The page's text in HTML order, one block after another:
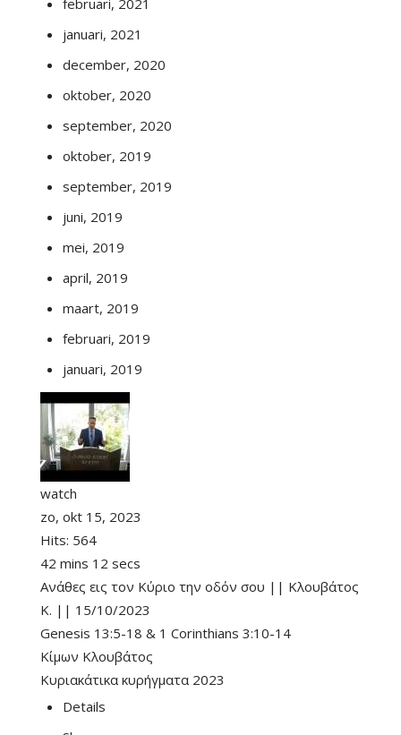
februari, 2021
januari, 2021
december, 2020
oktober, 2020
september, 2020
oktober, 2019
september, 2019
juni, 2019
mei, 2019
april, 2019
maart, 2019
februari, 2019
januari, 2019
watch
zo, okt 15, 2023
Hits: 564
42 mins 12 secs
Ανάθες εις τον Κύριο την οδόν σου || Κλουβάτος
Κ. || 15/10/2023
Genesis 13:5-18 & 1 Corinthians 3:10-14
Κίμων Κλουβάτος
Κυριακάτικα κυρήγματα 2023
Details